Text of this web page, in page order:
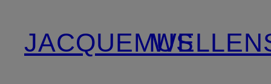
JACQUEMUS